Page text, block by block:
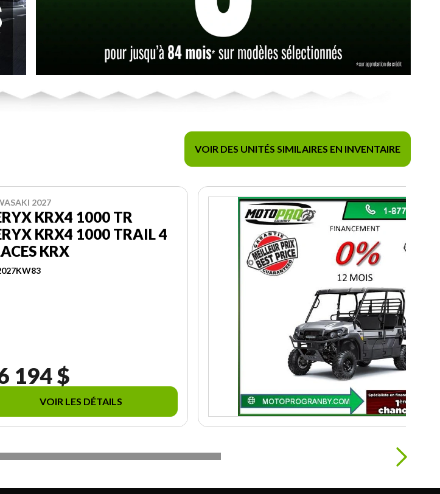
VOIR DES UNITÉS SIMILAIRES EN INVENTAIRE
2027
KRX4 1000 TR
KRX4 1000 TRAIL 4
KRX
194 $
VOIR LES DÉTAILS